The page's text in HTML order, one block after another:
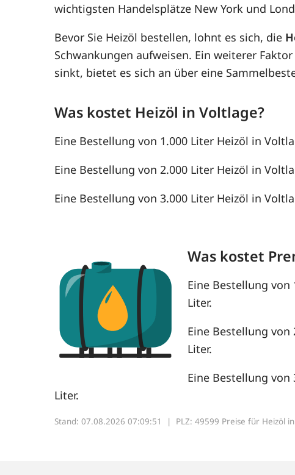
wichtigsten Handelsplätze New York und
Bevor Sie Heizöl bestellen, lohnt es sich, die
Schwankungen aufweisen. Ein weiterer
sinkt, bietet es sich an über eine
Was kostet Heizöl in Voltlage?
Eine Bestellung von 1.000 Liter Heizöl in
Eine Bestellung von 2.000 Liter Heizöl in
Eine Bestellung von 3.000 Liter Heizöl in
Was kostet
Eine Bestellung
Liter.
Eine Bestellung
Liter.
Eine Bestellung
Liter.
Stand: 07.08.2026 07:09:51 | PLZ: 49599 Preise für Heizöl